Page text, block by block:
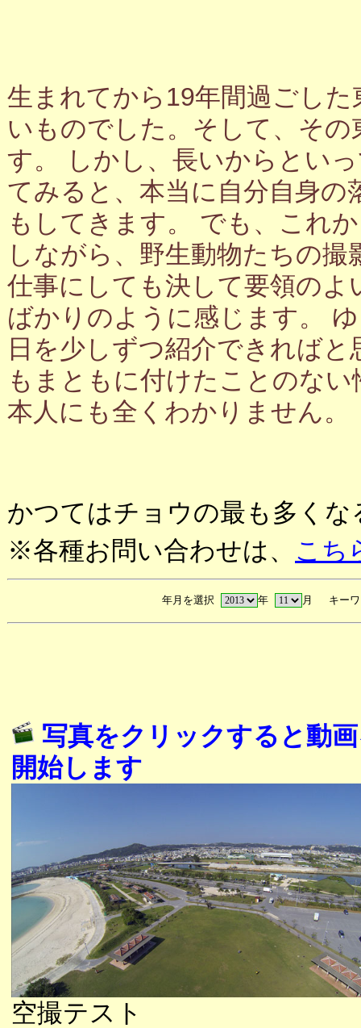
生まれてから19年間過ごし
いものでした。そして、そ
す。 しかし、長いからとい
てみると、本当に自分自身
もしてきます。 でも、これ
しながら、野生動物たちの
仕事にしても決して要領の
ばかりのように感じます。
日を少しずつ紹介できれば
もまともに付けたことのな
本人にも全くわかりません。
かつてはチョウの最も多く
※各種お問い合わせは、 こち
年月を選択 年 月 キーワ
写真をクリックすると動
開始します
空撮テスト